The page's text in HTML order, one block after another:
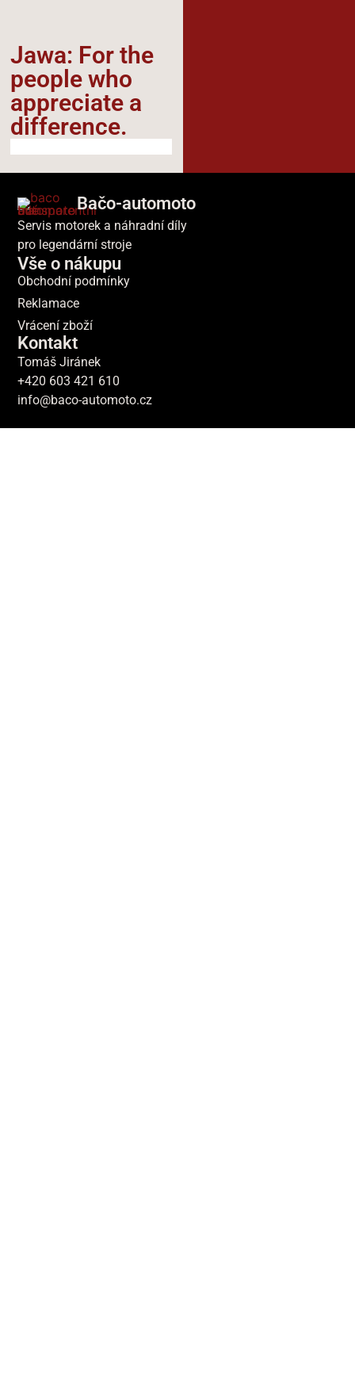
Jawa: For the
people who
appreciate a
difference.​
Bačo-automoto
Servis motorek a náhradní díly
pro legendární stroje
Vše o nákupu
Obchodní podmínky
Reklamace
Vrácení zboží
Kontakt
Tomáš Jiránek
+420 603 421 610
info@baco-automoto.cz